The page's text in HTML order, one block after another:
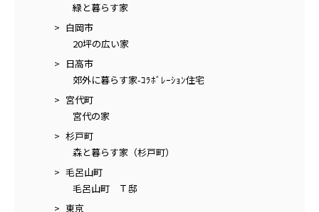
緑と暮らす家
白岡市
20坪の広い家
日高市
郊外に暮らす家-ｺﾗﾎﾞﾚｰｼｮﾝ住宅
宮代町
宮代の家
杉戸町
森と暮らす家（杉戸町）
毛呂山町
毛呂山町 Ｔ邸
東京